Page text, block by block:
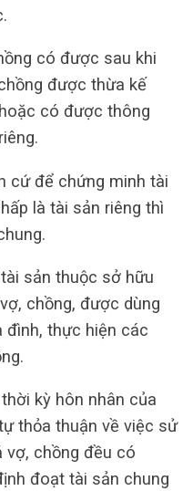
có được sau khi
được thừa kế
có được thông
cứ để chứng minh tài
là tài sản riêng thì
sản thuộc sở hữu
chồng, được dùng
đình, thực hiện các
kỳ hôn nhân của
thỏa thuận về việc sử
vợ, chồng đều có
đoạt tài sản chung